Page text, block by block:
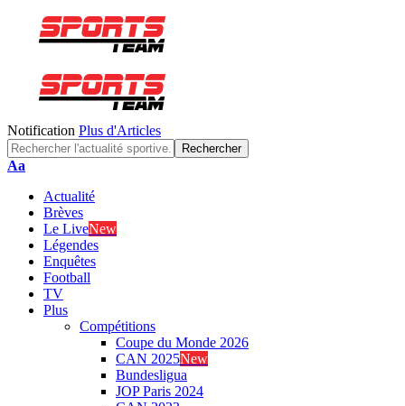
Notification Plus d'Articles
Aa
Actualité
Brèves
Le LiveNew
Légendes
Enquêtes
Football
TV
Plus
Compétitions
Coupe du Monde 2026
CAN 2025New
Bundesligua
JOP Paris 2024